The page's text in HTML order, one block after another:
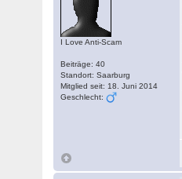
I Love Anti-Scam
Beiträge: 40
Standort: Saarburg
Mitglied seit: 18. Juni 2014
Geschlecht: